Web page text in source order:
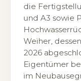
die
und A3 sowie
Weiher,
2026
Eigentümer
im